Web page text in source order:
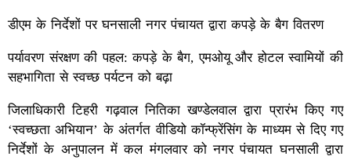
डीएम के निर्देशों पर घनसाली नगर पंचायत द्वारा कपड़े के बैग वितरण
पर्यावरण संरक्षण की पहल: कपड़े के बैग, एमओयू और होटल स्वामियों की
सहभागिता से स्वच्छ पर्यटन को बढ़ा
जिलाधिकारी टिहरी गढ़वाल नितिका खण्डेलवाल द्वारा प्रारंभ किए गए
‘स्वच्छता अभियान’ के अंतर्गत वीडियो कॉन्फ्रेंसिंग के माध्यम से दिए गए
निर्देशों के अनुपालन में कल मंगलवार को नगर पंचायत घनसाली द्वारा